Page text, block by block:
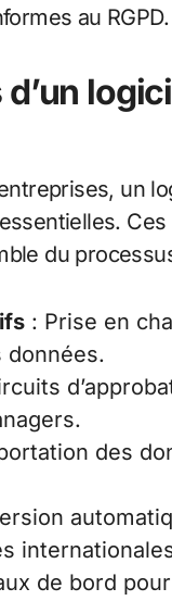
au RGPD.
un
du
: Prise en
données.
des
de bord